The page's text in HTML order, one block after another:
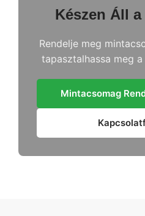
Készen Áll
Rendelje meg
tapasztalhassa meg a
Mintacsomag